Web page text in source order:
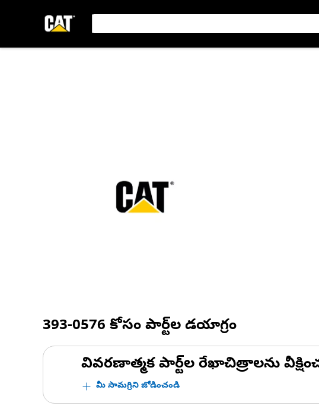
393-0576 కోసం పార్ట్‌ల డయాగ్రం
వివరణాత్మక పార్ట్‌ల రేఖాచిత్రాలను
మీ సామగ్రిని జోడించండి